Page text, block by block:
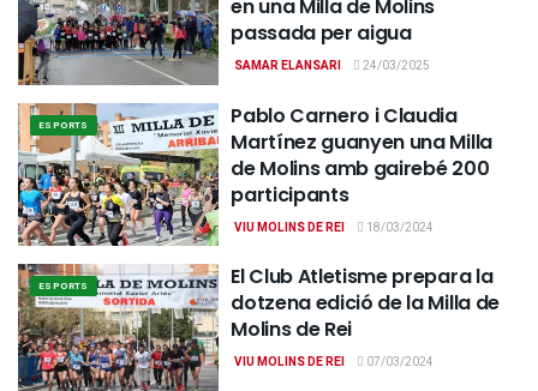
en una Milla de Molins
passada per aigua
SAMAR ELANSARI 24/03/2025
ESPORTS
Pablo Carnero i Claudia
Martínez guanyen una Milla
de Molins amb gairebé 200
participants
VIU MOLINS DE REI 18/03/2024
ESPORTS
El Club Atletisme prepara la
dotzena edició de la Milla de
Molins de Rei
VIU MOLINS DE REI 07/03/2024